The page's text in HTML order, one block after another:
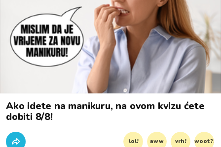
Ako idete na manikuru, na ovom kvizu ćete
dobiti 8/8!
lol! aww vrh! woot?!